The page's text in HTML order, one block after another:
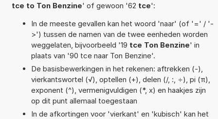
tce to Ton Benzine' of gewoon '62 tce':
In de meeste gevallen kan het woord 'naar' (of '=' / '-
>') tussen de namen van de twee eenheden worden
weggelaten, bijvoorbeeld '19 tce Ton Benzine' in
plaats van '90 tce naar Ton Benzine'.
De basisbewerkingen in het rekenen: aftrekken (-),
vierkantswortel (√), optellen (+), delen (/, :, ÷), pi (π),
exponent (^), vermenigvuldigen (*, x) en haakjes zijn
op dit punt allemaal toegestaan
In de afkortingen voor 'vierkant' en 'kubisch' kan het